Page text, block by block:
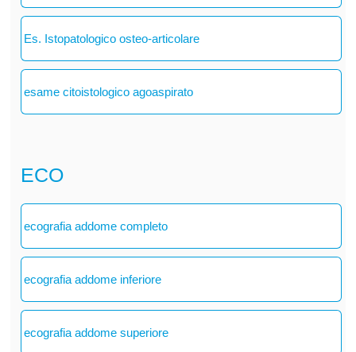
Es. Istopatologico osteo-articolare
esame citoistologico agoaspirato
ECO
ecografia addome completo
ecografia addome inferiore
ecografia addome superiore